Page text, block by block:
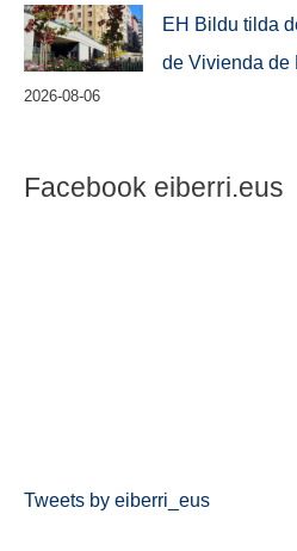
EH Bildu tilda
de Vivienda de
2026-08-06
Facebook eiberri.eus
Tweets by eiberri_eus